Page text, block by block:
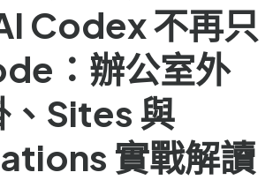
Codex 不再只
：辦公室外
、Sites 與
實戰解讀